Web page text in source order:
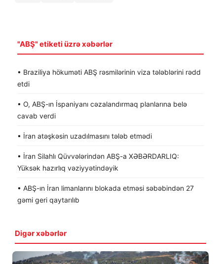
"ABŞ" etiketi üzrə xəbərlər
• Braziliya hökuməti ABŞ rəsmilərinin viza tələblərini rədd
etdi
• O, ABŞ-ın İspaniyanı cəzalandırmaq planlarına belə
cavab verdi
• İran atəşkəsin uzadılmasını tələb etmədi
• İran Silahlı Qüvvələrindən ABŞ-a XƏBƏRDARLIQ:
Yüksək hazırlıq vəziyyətindəyik
• ABŞ-ın İran limanlarını blokada etməsi səbəbindən 27
gəmi geri qaytarılıb
Digər xəbərlər